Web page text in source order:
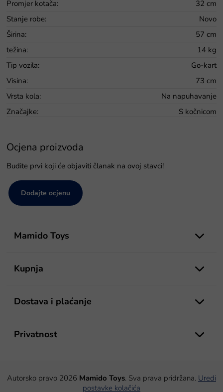
Promjer kotača:
32 cm
Stanje robe:
Novo
Širina:
57 cm
težina:
14 kg
Tip vozila:
Go-kart
Visina:
73 cm
Vrsta kola:
Na napuhavanje
Značajke: S kočnicom
Ocjena proizvoda
Budite prvi koji će objaviti članak na ovoj stavci!
Dodajte ocjenu
Mamido Toys
Kupnja
Dostava i plaćanje
Privatnost
Autorsko pravo 2026 Mamido Toys. Sva prava pridržana. Uredi
postavke kolačića